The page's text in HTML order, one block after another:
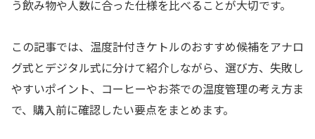
う飲み物や人数に合った仕様を比べることが大切です。
この記事では、温度計付きケトルのおすすめ候補をアナロ
グ式とデジタル式に分けて紹介しながら、選び方、失敗し
やすいポイント、コーヒーやお茶での温度管理の考え方ま
で、購入前に確認したい要点をまとめます。